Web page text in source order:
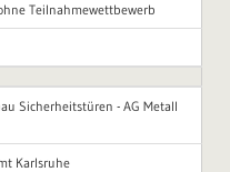
Teilnahmewettbewerb
Sicherheitstüren - AG Metall
Karlsruhe